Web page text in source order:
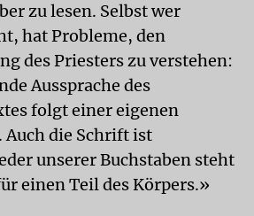
zu lesen. Selbst wer
hat Probleme, den
des Priesters zu verstehen:
Aussprache des
folgt einer eigenen
die Schrift ist
unserer Buchstaben steht
einen Teil des Körpers.»